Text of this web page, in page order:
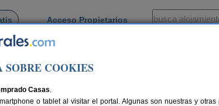
Acceso Propietarios
COOKIES
Casas.
o tablet al visitar el portal. Algunas son nuestras y otras